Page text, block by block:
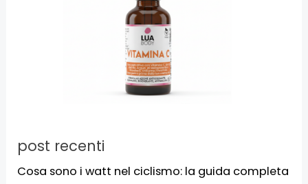
post recenti
Cosa sono i watt nel ciclismo: la guida completa